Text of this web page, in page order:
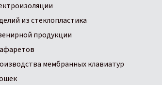
из стеклопластика
продукции
мембранных клавиатур